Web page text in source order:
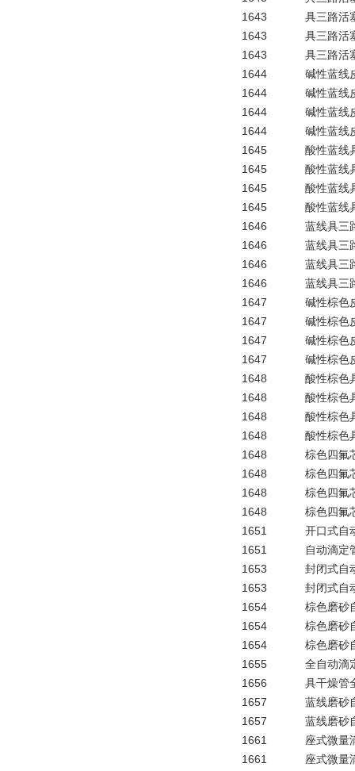
1643 具三路
1643 具三路
1643 具三路
1644 碱性蓝线
1644 碱性蓝线
1644 碱性蓝线
1644 碱性蓝线
1645 酸性蓝线
1645 酸性蓝线
1645 酸性蓝线
1645 酸性蓝线
1646 蓝线具三
1646 蓝线具三
1646 蓝线具三
1646 蓝线具三
1647 碱性棕色
1647 碱性棕色
1647 碱性棕色
1647 碱性棕色
1648 酸性棕色
1648 酸性棕色
1648 酸性棕色
1648 酸性棕色
1648 棕色四
1648 棕色四
1648 棕色四
1648 棕色四
1651 开口式
1651
自动
1653 封闭式
1653 封闭式
1654 棕色磨
1654 棕色磨
1654 棕色磨
1655 全自
1656 具干燥
1657 蓝线磨
1657 蓝线磨
1661 座式微
1661 座式微